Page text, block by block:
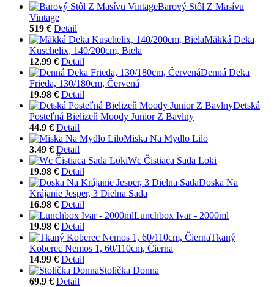
Barový Stôl Z Masívu
Vintage
519 € Detail
Mäkká Deka
Kuschelix, 140/200cm, Biela
12.99 € Detail
Denná Deka
Frieda, 130/180cm, Červená
19.98 € Detail
Detská
Posteľná Bielizeň Moody Junior Z Bavlny
44.9 € Detail
Miska Na Mydlo Lilo
3.49 € Detail
Wc Čistiaca Sada Loki
19.98 € Detail
Doska Na
Krájanie Jesper, 3 Dielna Sada
16.98 € Detail
Lunchbox Ivar - 2000ml
19.98 € Detail
Tkaný
Koberec Nemos 1, 60/110cm, Čierna
14.99 € Detail
Stolička Donna
69.9 € Detail